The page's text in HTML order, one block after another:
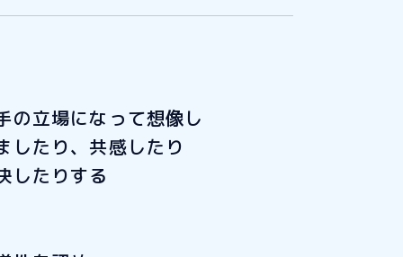
の立場になって想像し
したり、共感したり
したりする